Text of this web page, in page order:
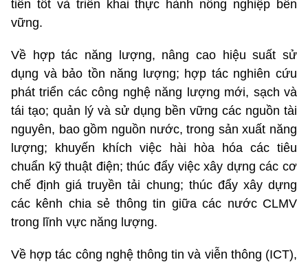
tiễn tốt và triển khai thực hành nông nghiệp bền
vững.
Về hợp tác năng lượng, nâng cao hiệu suất sử
dụng và bảo tồn năng lượng; hợp tác nghiên cứu
phát triển các công nghệ năng lượng mới, sạch và
tái tạo; quản lý và sử dụng bền vững các nguồn tài
nguyên, bao gồm nguồn nước, trong sản xuất năng
lượng; khuyến khích việc hài hòa hóa các tiêu
chuẩn kỹ thuật điện; thúc đẩy việc xây dựng các cơ
chế định giá truyền tải chung; thúc đẩy xây dựng
các kênh chia sẻ thông tin giữa các nước CLMV
trong lĩnh vực năng lượng.
Về hợp tác công nghệ thông tin và viễn thông (ICT),